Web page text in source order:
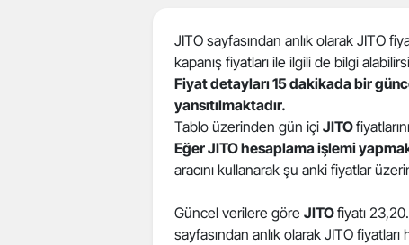
JITO sayfasından anlık olarak JITO
kapanış fiyatları ile ilgili de bilgi
Fiyat detayları 15 dakikada bir
yansıtılmaktadır.
Tablo üzerinden gün içi JITO
Eğer JITO hesaplama işlemi
aracını kullanarak şu anki fiyatlar
Güncel verilere göre JITOfiyatı
sayfasından anlık olarak JITO fiyatları